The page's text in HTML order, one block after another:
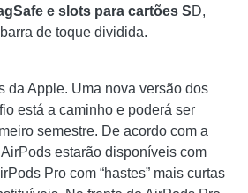
e slots para cartões SD,
de toque dividida.
da Apple. Uma nova versão dos
está a caminho e poderá ser
semestre. De acordo com a
estarão disponíveis com
Pro com “hastes” mais curtas